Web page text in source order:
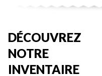
DÉCOUVREZ
NOTRE
INVENTAIRE